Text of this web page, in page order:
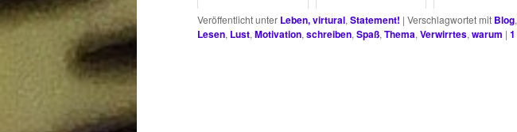
Veröffentlicht unter Leben, virtural, Statement! | Verschlagwortet mit Blog,
Lesen, Lust, Motivation, schreiben, Spaß, Thema, Verwirrtes, warum | 1